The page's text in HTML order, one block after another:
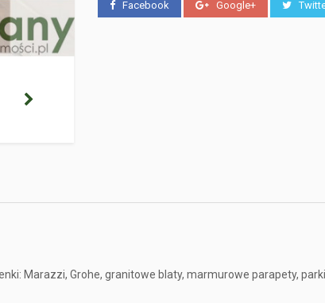
Facebook Google+
Marazzi, Grohe, granitowe blaty, marmurowe parapety,